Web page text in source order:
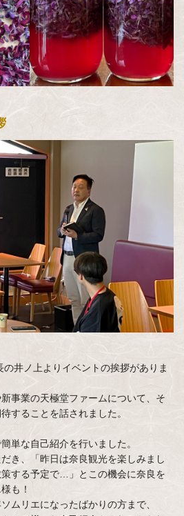
井ノ上よりイベントの挨拶がありま
事業の天極堂ファームについて、そ
することを話されました。
単な自己紹介を行いました。
き、「昨日は奈良観光を楽しみまし
する予定で…」とこの機会に奈良を
も！
ムリエになったばかりの方まで、